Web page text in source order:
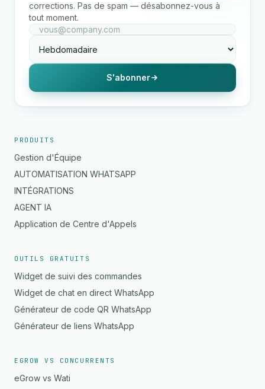
corrections. Pas de spam — désabonnez-vous à
tout moment.
S'abonner
PRODUITS
Gestion d'Équipe
AUTOMATISATION WHATSAPP
INTÉGRATIONS
AGENT IA
Application de Centre d'Appels
OUTILS GRATUITS
Widget de suivi des commandes
Widget de chat en direct WhatsApp
Générateur de code QR WhatsApp
Générateur de liens WhatsApp
EGROW VS CONCURRENTS
eGrow vs Wati